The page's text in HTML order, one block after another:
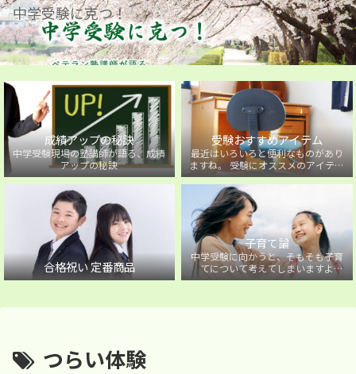
中学受験に克つ！
成績アップの秘訣
中学受験現場の塾講師が語る、成績
アップの秘訣
受験おすすめアイテム
最近はいろいろと便利なものがあり
ますね。 受験にオススメのアイテム
を紹介しています。
合格祝い 定番商品
子育て論
中学受験に向かうと、そもそも子育
てについて考えてしまいますよ
ね・・・。中学受験に向かうお子様
つらい体験